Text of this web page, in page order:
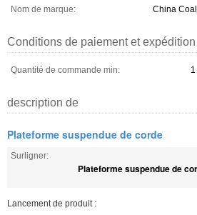
Nom de marque:
China Coal
Conditions de paiement et expédition
Quantité de commande min: 1
description de
Plateforme suspendue de corde
Surligner:
Plateforme suspendue de
Lancement de produit :